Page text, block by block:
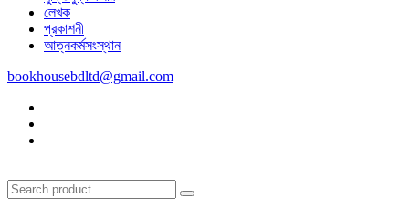
লেখক
প্রকাশনী
আত্নকর্মসংস্থান
bookhousebdltd@gmail.com